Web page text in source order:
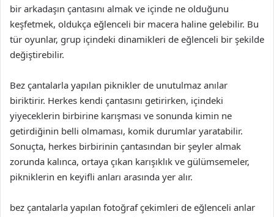
bir arkadaşın çantasını almak ve içinde ne olduğunu
keşfetmek, oldukça eğlenceli bir macera haline gelebilir. Bu
tür oyunlar, grup içindeki dinamikleri de eğlenceli bir şekilde
değiştirebilir.
Bez çantalarla yapılan piknikler de unutulmaz anılar
biriktirir. Herkes kendi çantasını getirirken, içindeki
yiyeceklerin birbirine karışması ve sonunda kimin ne
getirdiğinin belli olmaması, komik durumlar yaratabilir.
Sonuçta, herkes birbirinin çantasından bir şeyler almak
zorunda kalınca, ortaya çıkan karışıklık ve gülümsemeler,
pikniklerin en keyifli anları arasında yer alır.
bez çantalarla yapılan fotoğraf çekimleri de eğlenceli anlar